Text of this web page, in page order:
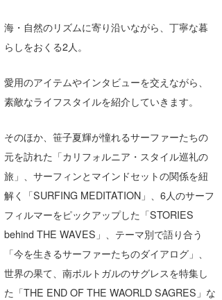
海・⾃然のリズムに寄り沿いながら、丁寧な暮
らしをおくる2⼈。
愛⽤のアイテムやインタビューを交えながら、
素敵なライフスタイルを紹介していきます。
そのほか、笹⼦夏輝が憧れるサーファーたちの
元を訪れた「カリフォルニア・スタイル巡礼の
旅」、サーフィンとマインドセットの関係を紐
解く「SURFING MEDITATION」、6⼈のサーフ
フィルマーをピックアップした「STORIES
behind THE WAVES」、テーマ別で語り合う
「今を⽣きるサーファーたちのダイアログ」、
世界の果て、南ポルトガルのサグレスを特集し
た「THE END OF THE WAORLD SAGRES」な
mitz
S.K
Soulman
VAGY
waka☆=
YUKI☆
ハンマー